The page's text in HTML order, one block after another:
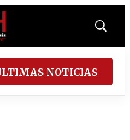
Mostrar
NOTICIAS